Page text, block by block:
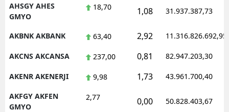
Kütahya
Kahramanmaraş
AHSGY AHES
GMYO
18,70 1,08 31.937.387,73
AKBNK AKBANK 63,40 2,92 11.316.826.692,95
AKCNS AKCANSA 237,00 0,81 82.947.203,30
AKENR AKENERJI 9,98 1,73 43.961.700,40
AKFGY AKFEN
GMYO
2,77 0,00 50.828.403,67